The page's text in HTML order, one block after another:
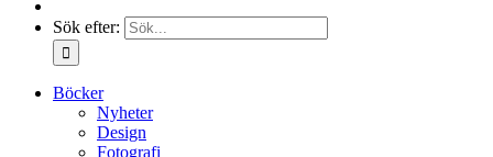
Sök efter:
Böcker
Nyheter
Design
Fotografi